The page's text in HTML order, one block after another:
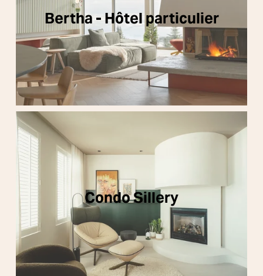
Bertha - Hôtel particulier
Condo Sillery